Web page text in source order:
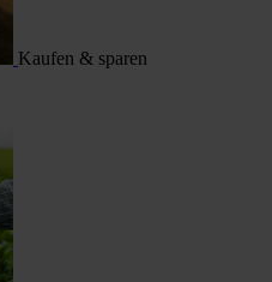
Kaufen & sparen